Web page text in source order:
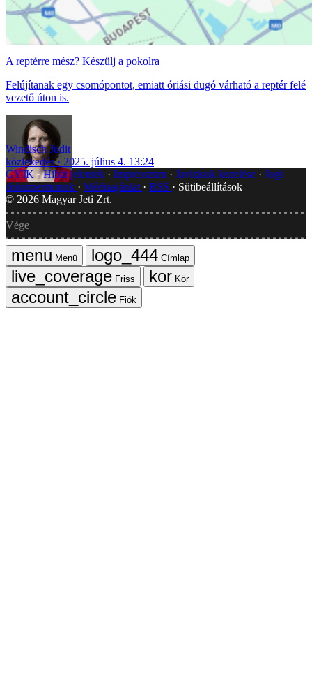
A reptérre mész? Készülj a pokolra
Felújítanak egy csomópontot, emiatt óriási dugó várható a reptér felé
vezető úton is.
Windisch Judit
közlekedés
2025. július 4. 13:24
GYIK Hibát jelentek Impresszum Javítások kezelése
Jogi
dokumentumok
Médiaajánlat RSS
Sütibeállítások
© 2026 Magyar Jeti Zrt.
Vége
Menü
Címlap
Friss
Kör
Fiók